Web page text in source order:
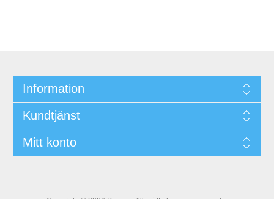
Information
Kundtjänst
Mitt konto